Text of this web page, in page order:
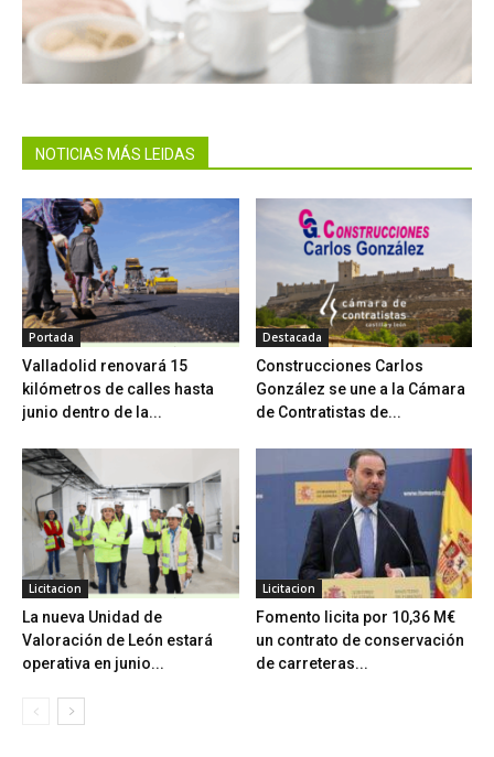
NOTICIAS MÁS LEIDAS
Portada
Valladolid renovará 15
kilómetros de calles hasta
junio dentro de la...
Destacada
Construcciones Carlos
González se une a la Cámara
de Contratistas de...
Licitacion
La nueva Unidad de
Valoración de León estará
operativa en junio...
Licitacion
Fomento licita por 10,36 M€
un contrato de conservación
de carreteras...